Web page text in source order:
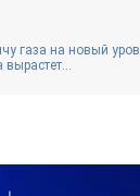
газа на новый